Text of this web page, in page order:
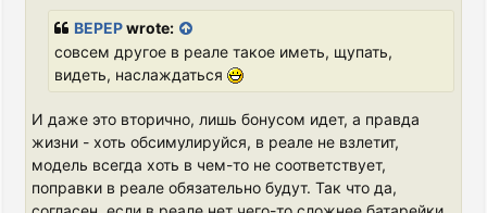
BEPEPwrote:
совсем другое в реале такое иметь, щупать,
видеть, наслаждаться
И даже это вторично, лишь бонусом идет, а правда
жизни - хоть обсимулируйся, в реале не взлетит,
модель всегда хоть в чем-то не соответствует,
поправки в реале обязательно будут. Так что да,